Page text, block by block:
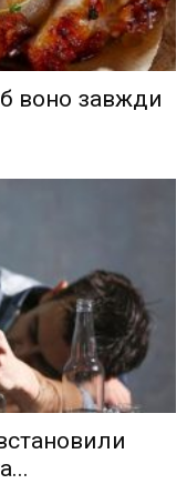
воно завжди